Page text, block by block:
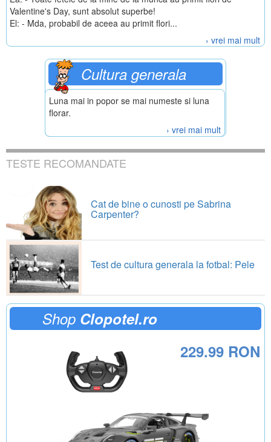
Valentine's Day, sunt absolut superbe!
El: - Mda, probabil de aceea au primit flori...
› vrei mai mult
Cultura generala
Luna mai in popor se mai numeste si luna
florar.
› vrei mai mult
TESTE RECOMANDATE
Cat de bine o cunosti pe Sabrina
Carpenter?
Test de cultura generala la fotbal: Pele
Shop Clopotel.ro
229.99 RON